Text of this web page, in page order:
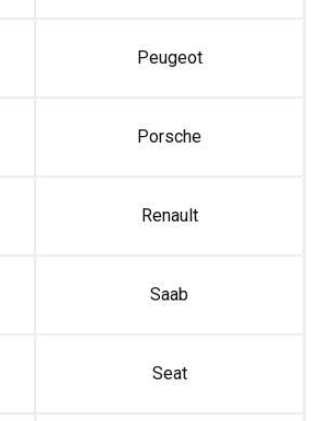
Peugeot
Porsche
Renault
Saab
Seat